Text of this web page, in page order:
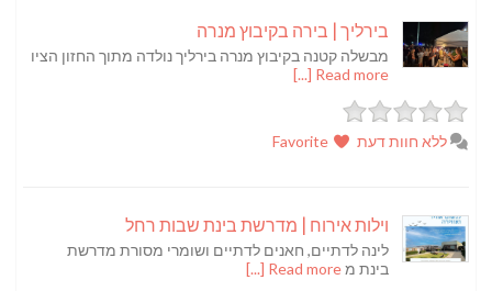
בירליך | בירה בקיבוץ מנרה
מבשלה קטנה בקיבוץ מנרה בירליך נולדה מתוך החזון הציו
Read more [...]
ללא חוות דעת
וילות אירוח | מדרשת בינת שבות רחל
לינה לדתיים, חאנים לדתיים ושומרי מסורת מדרשת
בינת מRead more [...]